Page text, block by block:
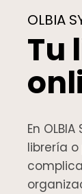
OLBIA
Tu
En
librería